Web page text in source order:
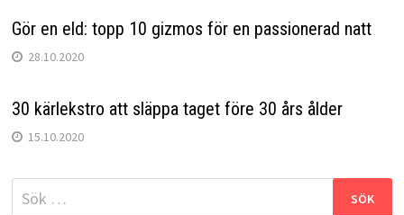
Gör en eld: topp 10 gizmos för en passionerad natt
28.10.2020
30 kärlekstro att släppa taget före 30 års ålder
15.10.2020
Sök